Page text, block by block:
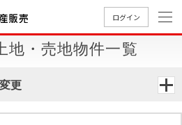
ログイン
地・売地物件一覧
更